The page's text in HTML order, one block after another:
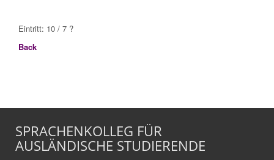
Eintritt: 10 / 7 ?
Back
SPRACHENKOLLEG FÜR
AUSLÄNDISCHE STUDIERENDE